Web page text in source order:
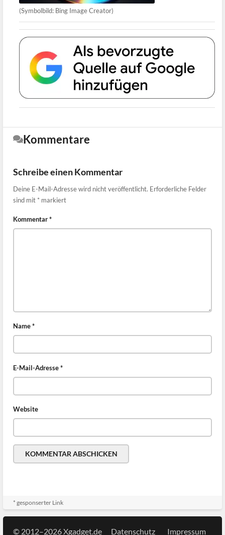
(Symbolbild: Bing Image Creator)
Kommentare
Schreibe einen Kommentar
Deine E-Mail-Adresse wird nicht veröffentlicht. Erforderliche Felder
sind mit * markiert
Kommentar*
Name*
E-Mail-Adresse*
Website
* gesponserter Link
© 2012–2026 Xgadget.de Datenschutz Impressum